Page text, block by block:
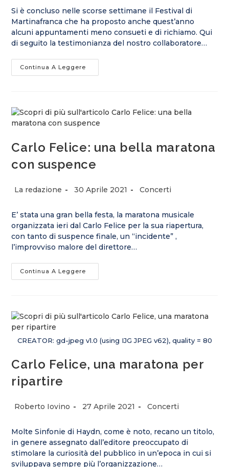
Si è concluso nelle scorse settimane il Festival di
Martinafranca che ha proposto anche quest’anno
alcuni appuntamenti meno consueti e di richiamo. Qui
di seguito la testimonianza del nostro collaboratore…
Continua A Leggere
Carlo Felice: una bella maratona
con suspence
La redazione 30 Aprile 2021 Concerti
E’ stata una gran bella festa, la maratona musicale
organizzata ieri dal Carlo Felice per la sua riapertura,
con tanto di suspence finale, un “incidente” ,
l’improvviso malore del direttore…
Continua A Leggere
CREATOR: gd-jpeg v1.0 (using IJG JPEG v62), quality = 80
Carlo Felice, una maratona per
ripartire
Roberto Iovino 27 Aprile 2021 Concerti
Molte Sinfonie di Haydn, come è noto, recano un titolo,
in genere assegnato dall’editore preoccupato di
stimolare la curiosità del pubblico in un’epoca in cui si
sviluppava sempre più l’organizzazione…